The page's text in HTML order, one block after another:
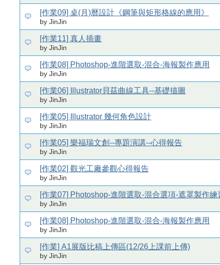
[作業09] 桌(月)曆設計《鋼筆與矩形格線的應用》
by JinJin
[作業11] 真人插畫
by JinJin
[作業08] Photoshop-進階選取-混合-海報製作應用
by JinJin
[作業06] Illustrator貝茲曲線工具--基礎描圖
by JinJin
[作業05] Illustrator 幾何角色設計
by JinJin
[作業05] 樂福瑞文創--專題演講--心得報告
by JinJin
[作業02] 觀光工廠參觀心得報告
by JinJin
[作業07] Photoshop-進階選取-混合選項-遮罩製作練
by JinJin
[作業08] Photoshop-進階選取-混合-海報製作應用
by JinJin
[作業] A1展版比稿上傳區(12/26上課前上傳)
by JinJin